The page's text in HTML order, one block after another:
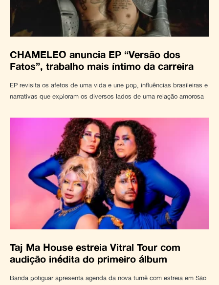
CHAMELEO anuncia EP “Versão dos
Fatos”, trabalho mais íntimo da carreira
EP revisita os afetos de uma vida e une pop, influências brasileiras e
narrativas que exploram os diversos lados de uma relação amorosa
Taj Ma House estreia Vitral Tour com
audição inédita do primeiro álbum
Banda potiguar apresenta agenda da nova turnê com estreia em São